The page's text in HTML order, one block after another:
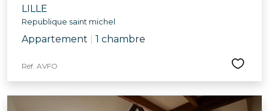
LILLE
Republique saint michel
Appartement 1 chambre
Réf. AVFO